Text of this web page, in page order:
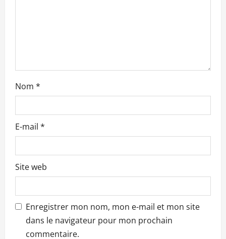
i
c
e
Nom *
E-mail *
Site web
Enregistrer mon nom, mon e-mail et mon site
dans le navigateur pour mon prochain
commentaire.